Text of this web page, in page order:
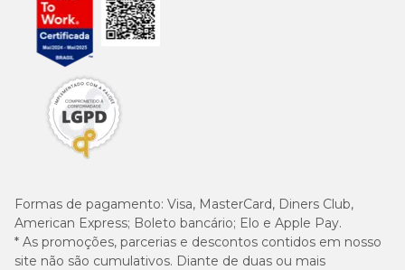
Formas de pagamento: Visa, MasterCard, Diners Club,
American Express; Boleto bancário; Elo e Apple Pay.
* As promoções, parcerias e descontos contidos em nosso
site não são cumulativos. Diante de duas ou mais